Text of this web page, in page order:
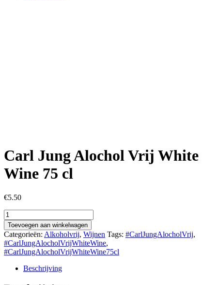
Carl Jung Alochol Vrij White
Wine 75 cl
€5.50
Carl
Jung
Alochol
Vrij
White
Wine
aantal
Toevoegen aan winkelwagen
Categorieën: Alkoholvrij, Wijnen Tags: #CarlJungAlocholVrij,
#CarlJungAlocholVrijWhiteWine,
#CarlJungAlocholVrijWhiteWine75cl
Beschrijving